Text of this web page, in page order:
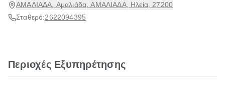
ΑΜΑΛΙΑΔΑ, Αμαλιάδα, ΑΜΑΛΙΑΔΑ, Ηλεία, 27200
Σταθερό:2622094395
Περιοχές Εξυπηρέτησης